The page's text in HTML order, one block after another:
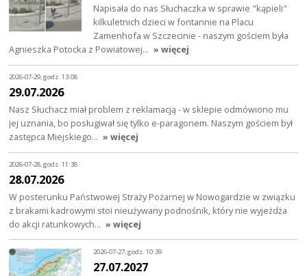
Napisała do nas Słuchaczka w sprawie "kąpieli"
kilkuletnich dzieci w fontannie na Placu
Zamenhofa w Szczecinie - naszym gościem była
Agnieszka Potocka z Powiatowej… » więcej
2026-07-29, godz. 13:08
29.07.2026
Nasz Słuchacz miał problem z reklamacją - w sklepie odmówiono mu
jej uznania, bo posługiwał się tylko e-paragonem. Naszym gościem był
zastępca Miejskiego… » więcej
2026-07-28, godz. 11:38
28.07.2026
W posterunku Państwowej Straży Pożarnej w Nowogardzie w związku
z brakami kadrowymi stoi nieużywany podnośnik, który nie wyjeżdża
do akcji ratunkowych… » więcej
2026-07-27, godz. 10:39
27.07.2027